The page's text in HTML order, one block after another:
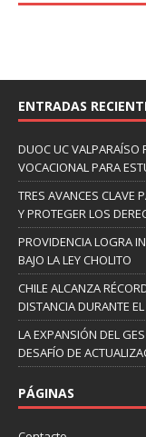
ENTRADAS
DUOC UC VALPARAÍSO
VOCACIONAL PARA
TRES AVANCES CLAVE
Y PROTEGER LOS
PROVIDENCIA LOGRA
BAJO LA LEY CHOLITO
CHILE ALCANZA
DISTANCIA DURANTE
LA EXPANSIÓN DEL
DESAFÍO DE
PÁGINAS